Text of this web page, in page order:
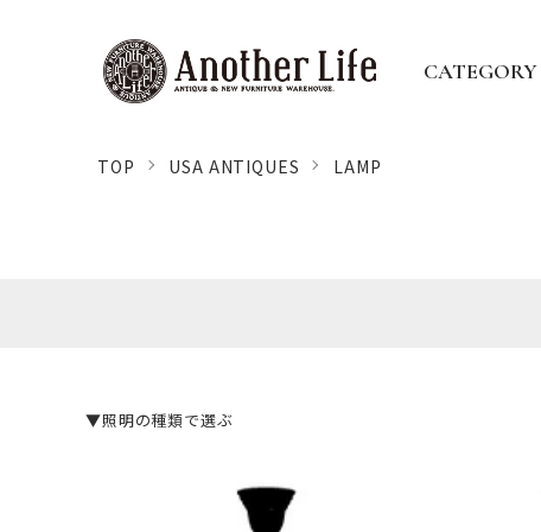
CATEGORY
TOP USA ANTIQUES LAMP
▼照明の種類で選ぶ